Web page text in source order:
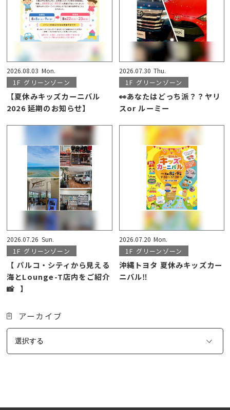
2026.08.03 Mon.
1F グリーンゾーン
【夏休みキッズカーニバル
2026 延期のお知らせ】
2026.07.30 Thu.
1F グリーンゾーン
👀あなたはどっち派？？ヤリ
スor ルーミー
2026.07.26 Sun.
1F グリーンゾーン
【 パルコ・シティから見える
海とLounge-T店内をご紹介
📸⠀】
2026.07.20 Mon.
1F グリーンゾーン
沖縄トヨタ 夏休みキッズカー
ニバル‼️
アーカイブ